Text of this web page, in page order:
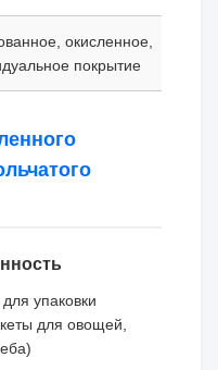
окисленное,
покрытие
упаковки
для овощей,